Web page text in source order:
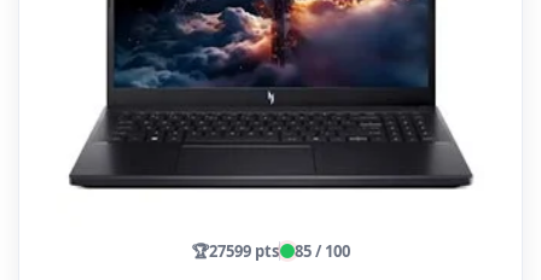
🏆27599 pts 85 / 100